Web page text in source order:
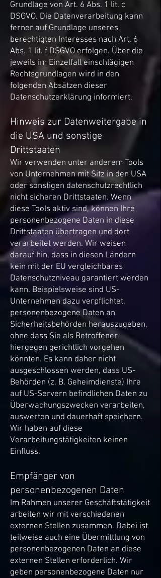
Grundlage von Art. 6 Abs. 1 lit. c
DSGVO. Die Datenverarbeitung kann
ferner auf Grundlage unseres
berechtigten Interesses nach Art. 6
Abs. 1 lit. f DSGVO erfolgen. Über die
jeweils im Einzelfall einschlägigen
Rechtsgrundlagen wird in den
folgenden Absätzen dieser
Datenschutzerklärung informiert.
Hinweis zur Datenweitergabe in
die USA und sonstige
Drittstaaten
Wir verwenden unter anderem Tools
von Unternehmen mit Sitz in den USA
oder sonstigen datenschutzrechtlich
nicht sicheren Drittstaaten. Wenn
diese Tools aktiv sind, können Ihre
personenbezogene Daten in diese
Drittstaaten übertragen und dort
verarbeitet werden. Wir weisen
darauf hin, dass in diesen Ländern
kein mit der EU vergleichbares
Datenschutzniveau garantiert werden
kann. Beispielsweise sind US-
Unternehmen dazu verpflichtet,
personenbezogene Daten an
Sicherheitsbehörden herauszugeben,
ohne dass Sie als Betroffener
hiergegen gerichtlich vorgehen
könnten. Es kann daher nicht
ausgeschlossen werden, dass US-
Behörden (z. B. Geheimdienste) Ihre
auf US-Servern befindlichen Daten zu
Überwachungszwecken verarbeiten,
auswerten und dauerhaft speichern.
Wir haben auf diese
Verarbeitungstätigkeiten keinen
Einfluss.
Empfänger von
personenbezogenen Daten
Im Rahmen unserer Geschäftstätigkeit
arbeiten wir mit verschiedenen
externen Stellen zusammen. Dabei ist
teilweise auch eine Übermittlung von
personenbezogenen Daten an diese
externen Stellen erforderlich. Wir
geben personenbezogene Daten nur